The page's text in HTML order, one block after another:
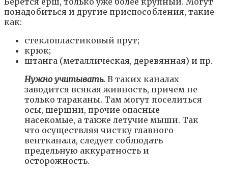
понадобиться и другие приспособления, такие
как:
стеклопластиковый прут;
крюк;
штанга (металлическая, деревянная) и пр.
Нужно учитывать. В таких каналах
заводится всякая живность, причем не
только тараканы. Там могут поселиться
осы, шершни, прочие опасные
насекомые, а также летучие мыши. Так
что осуществляя чистку главного
вентканала, следует соблюдать
предельную аккуратность и
осторожность.